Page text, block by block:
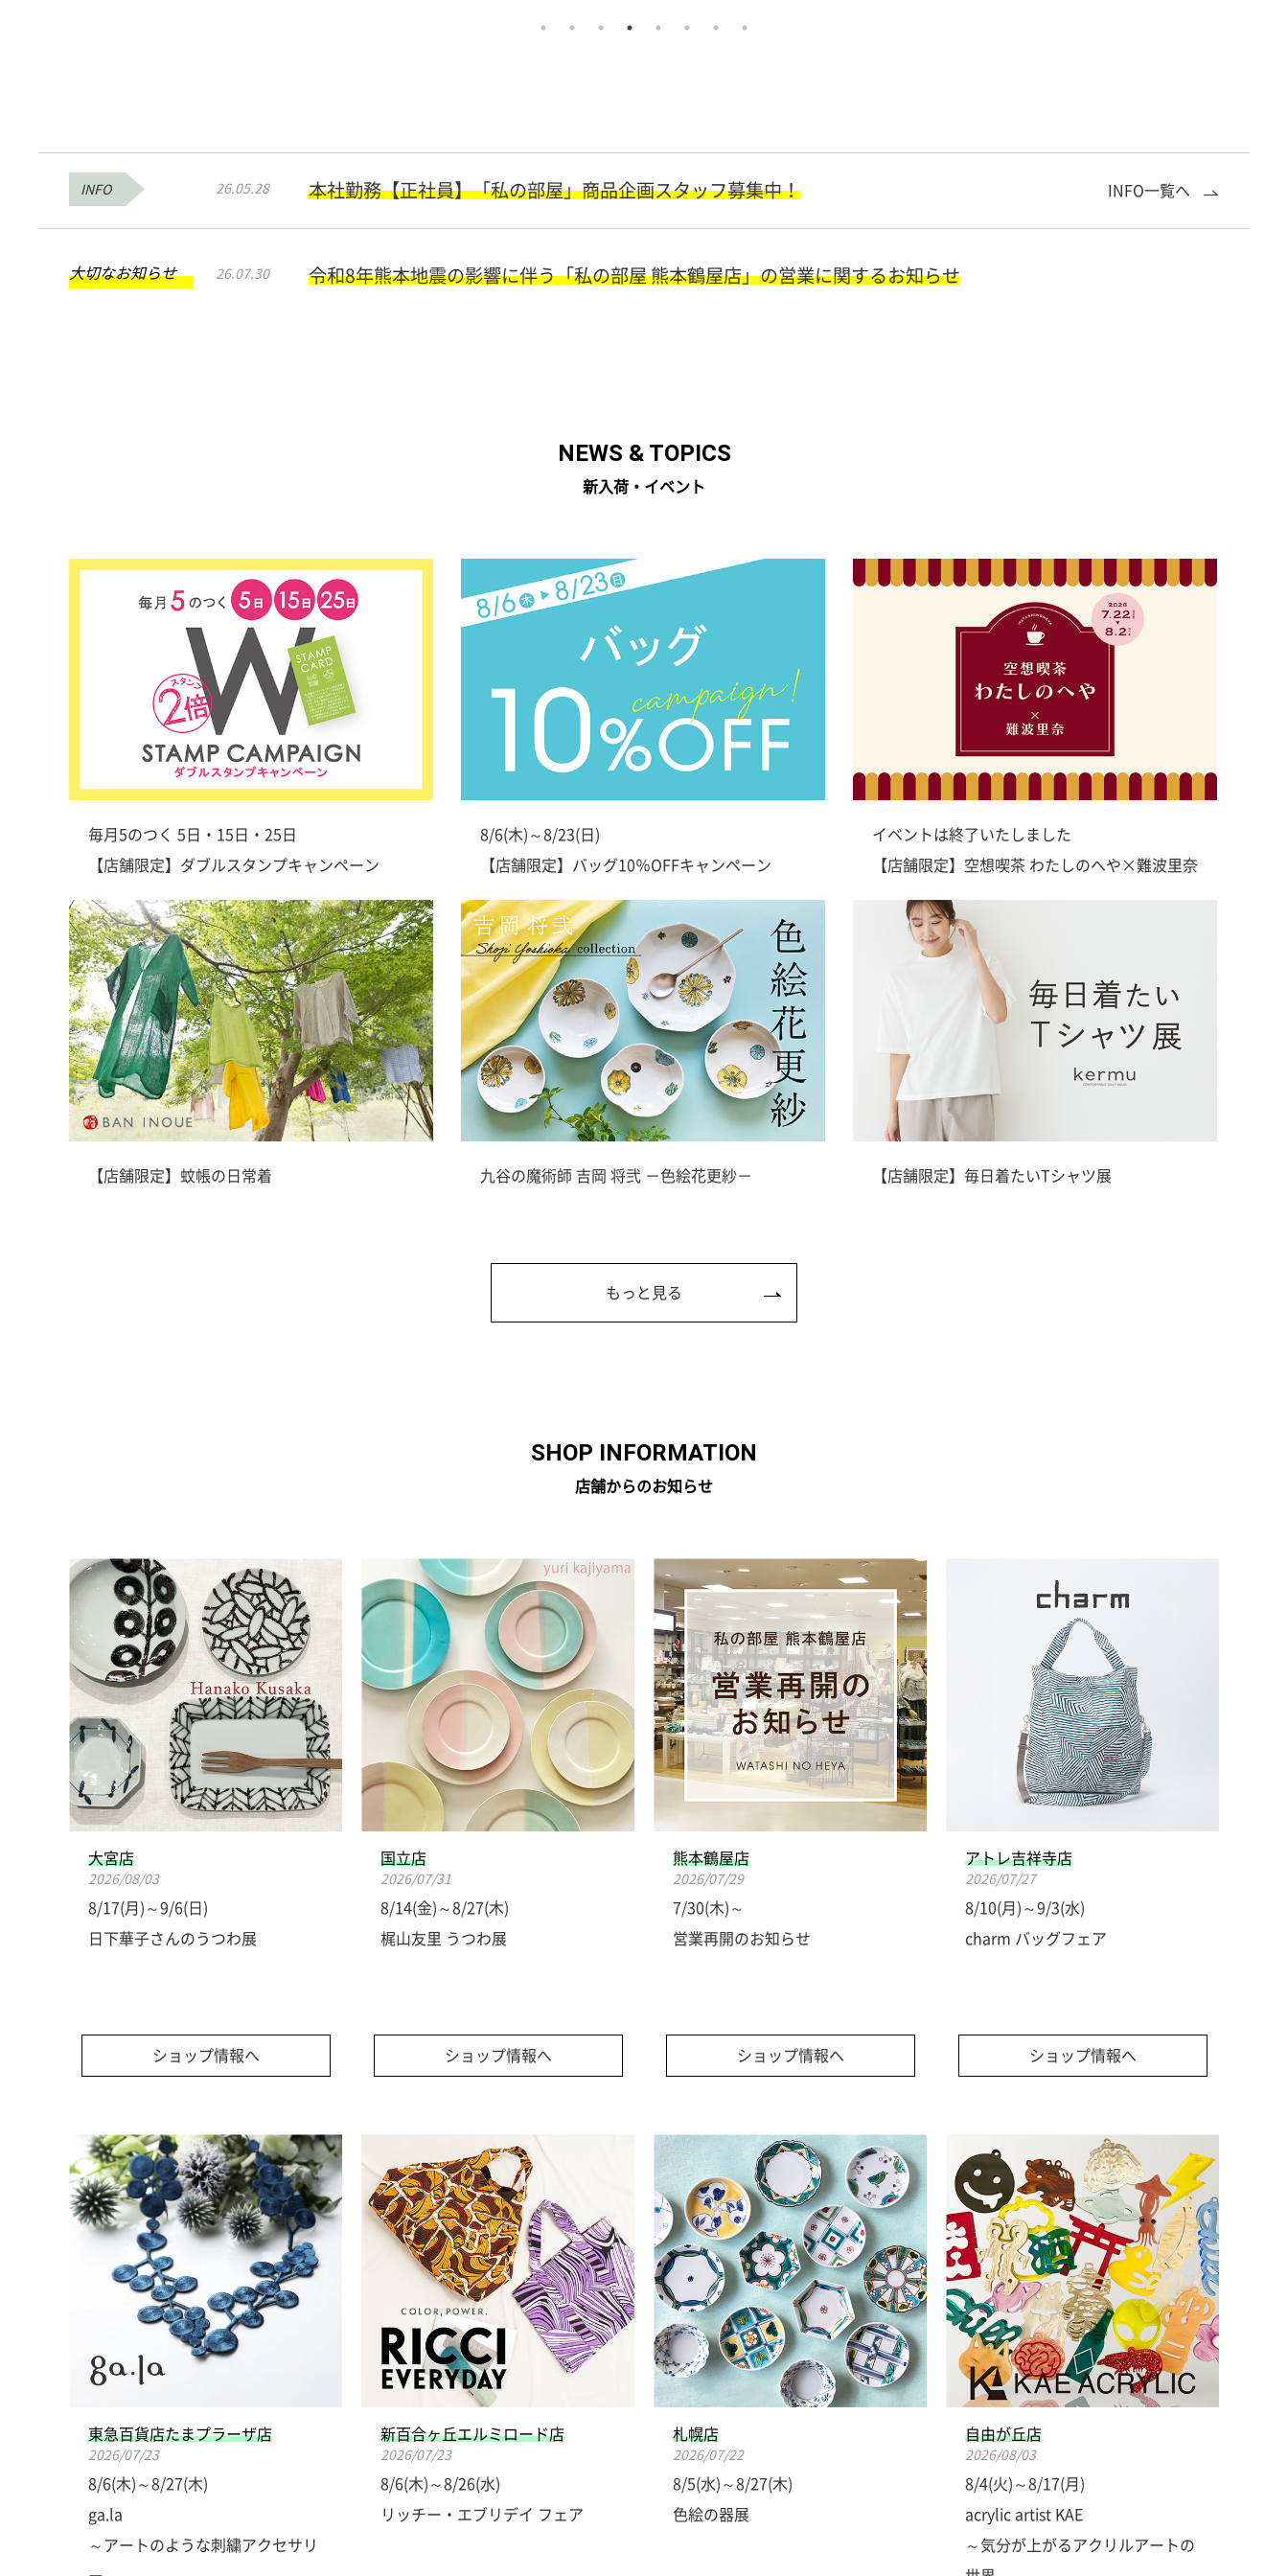
INFO 26.05.28 本社勤務【正社員】「私の部屋」商品企画スタッフ募集中！ INFO一覧へ
大切なお知らせ 26.07.30 令和8年熊本地震の影響に伴う「私の部屋 熊本鶴屋店」の営業に関するお知らせ
NEWS & TOPICS
新入荷・イベント
毎月5のつく 5日・15日・25日
【店舗限定】ダブルスタンプキャンペーン
8/6(木)～8/23(日)
【店舗限定】バッグ10％OFFキャンペーン
イベントは終了いたしました
【店舗限定】空想喫茶 わたしのへや×難波里奈
【店舗限定】蚊帳の日常着 九谷の魔術師 吉岡 将弐 －色絵花更紗－ 【店舗限定】毎日着たいTシャツ展
もっと見る
SHOP INFORMATION
店舗からのお知らせ
大宮店
2026/08/03
8/17(月)～9/6(日)
日下華子さんのうつわ展
ショップ情報へ
国立店
2026/07/31
8/14(金)～8/27(木)
梶山友里 うつわ展
ショップ情報へ
熊本鶴屋店
2026/07/29
7/30(木)～
営業再開のお知らせ
ショップ情報へ
アトレ吉祥寺店
2026/07/27
8/10(月)～9/3(水)
charm バッグフェア
ショップ情報へ
東急百貨店たまプラーザ店
2026/07/23
8/6(木)～8/27(木)
ga.la
～アートのような刺繍アクセサリ
新百合ヶ丘エルミロード店
2026/07/23
8/6(木)～8/26(水)
リッチー・エブリデイ フェア
札幌店
2026/07/22
8/5(水)～8/27(木)
色絵の器展
自由が丘店
2026/08/03
8/4(火)～8/17(月)
acrylic artist KAE
～気分が上がるアクリルアートの